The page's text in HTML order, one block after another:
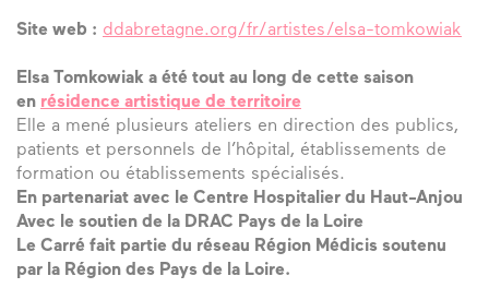
Site web : ddabretagne.org/fr/artistes/elsa-tomkowiak
Elsa Tomkowiak a été tout au long de cette saison
en résidence artistique de territoire
Elle a mené plusieurs ateliers en direction des publics,
patients et personnels de l’hôpital, établissements de
formation ou établissements spécialisés.
En partenariat avec le Centre Hospitalier du Haut-Anjou
Avec le soutien de la DRAC Pays de la Loire
Le Carré fait partie du réseau Région Médicis soutenu
par la Région des Pays de la Loire.